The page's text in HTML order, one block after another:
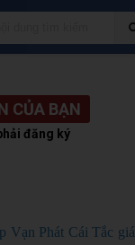
CỦA BẠN
đăng ký
Vạn Phát Cái Tắc giá